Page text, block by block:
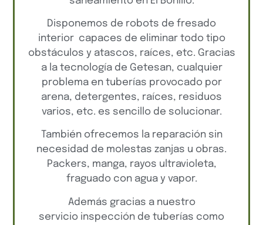
Disponemos de robots de fresado
interior capaces de eliminar todo tipo
obstáculos y atascos, raíces, etc. Gracias
a la tecnología de Getesan, cualquier
problema en tuberías provocado por
arena, detergentes, raíces, residuos
varios, etc. es sencillo de solucionar.
También ofrecemos la reparación sin
necesidad de molestas zanjas u obras.
Packers, manga, rayos ultravioleta,
fraguado con agua y vapor.
Además gracias a nuestro
servicio inspección de tuberías como